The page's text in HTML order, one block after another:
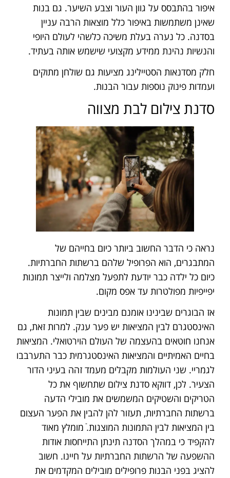
איפור בהתבסס על גוון העור וצבע השיער. גם בנות
שאינן משתמשות באיפור כלל מוצאות הרבה עניין
בסדנה. כל נערה בעלת משיכה כלשהי לעולם היופי
והנשיות נהינת ממידע מקצועי שישמש אותה בעתיד.
חלק מסדנאות הסטיילינג מציעות גם שולחן מתוקים
ועמדות פינוק נוספות עבור הבנות.
סדנת צילום לבת מצווה
נראה כי הדבר החשוב ביותר כיום בחייהם של
המתבגרים, הוא הפרופיל שלהם ברשתות החברתיות.
כיום כל ילדה כבר יודעת לתפעל מצלמה ולייצר תמונות
יפייפיות מפולטרות עד אפס מקום.
אז הבוגרים שבינינו אומנם מבינים שבין תמונות
האינסטגרם לבין המציאות יש פער ענק. למרות זאת, גם
אנחנו חוטאים בהעצמה של העולם הוירטואלי. המציאות
בחיים האמיתיים והמציאות האינסטגרמית כבר התערבבו
לגמריי. שני העולמות מקבלים מעמד זהה בעיני הדור
הצעיר. לכן, דווקא סדנת צילום שתחשוף את כל
הטריקים והשטיקים המשמשים את מובילי הדעה
ברשתות החברתיות, תעזור להן להבין את הפער העצום
בין המציאות לבין התמונות המוצגות.ֿ מומלץ מאוד
להקפיד כי במהלך הסדנה תינתן התייחסות אודות
ההשפעה של הרשתות החברתיות על חיינו. חשוב
להציג בפני הבנות פרופילים מובילים המקדמים את